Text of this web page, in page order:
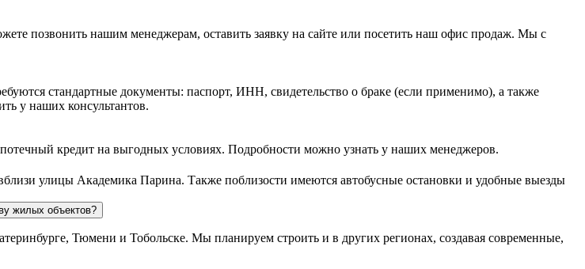
позвонить нашим менеджерам, оставить заявку на сайте или посетить наш офис продаж. Мы с
стандартные документы: паспорт, ИНН, свидетельство о браке (если применимо), а также
у наших консультантов.
кредит на выгодных условиях. Подробности можно узнать у наших менеджеров.
улицы Академика Парина. Также поблизости имеются автобусные остановки и удобные выезды
жилых объектов?
Тюмени и Тобольске. Мы планируем строить и в других регионах, создавая современные,